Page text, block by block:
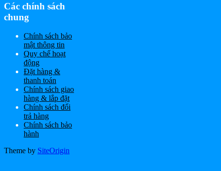
Các chính sách
chung
Chính sách bảo
mật thông tin
Quy chế hoạt
động
Đặt hàng &
thanh toán
Chính sách giao
hàng & lắp đặt
Chính sách đổi
trả hàng
Chính sách bảo
hành
Theme by SiteOrigin